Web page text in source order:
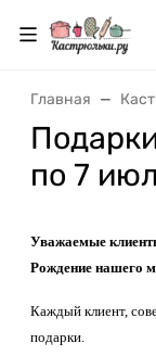
Главная
по 7
Уважаемые
Рождение нашего
Каждый клиент,
подарки.